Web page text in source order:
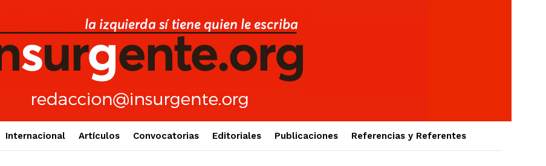
Internacional Artículos Convocatorias Editoriales Publicaciones Referencias y Referentes